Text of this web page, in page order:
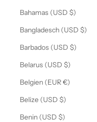
Bahamas (USD $)
Bangladesch (USD $)
Barbados (USD $)
Belarus (USD $)
Belgien (EUR €)
Belize (USD $)
Benin (USD $)